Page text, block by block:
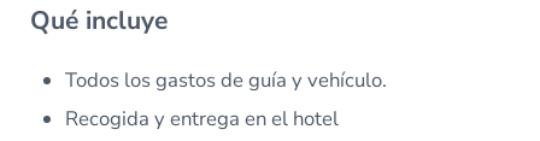
Qué incluye
Todos los gastos de guía y vehículo.
Recogida y entrega en el hotel